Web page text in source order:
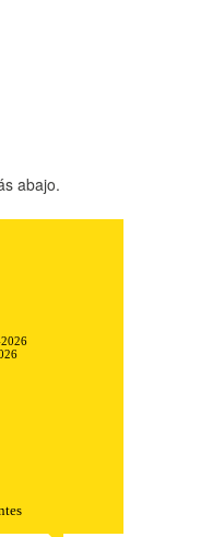
abajo.
COOKIES
que el sitio web